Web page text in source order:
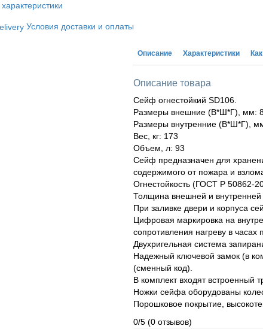
Условия доставки и оплаты
Описание Характеристики
Описание товара
Сейф огнестойкий SD106.
Размеры внешние (В*Ш*Г), мм:
Размеры внутренние (В*Ш*Г),
Вес, кг: 173
Объем, л: 93
Сейф предназначен для
содержимого от пожара и
Огнестойкость (ГОСТ Р 50862-
Толщина внешней и
При заливке двери и корпуса
Цифровая маркировка на
сопротивления нагреву в часах
Двухригельная система
Надежный ключевой замок (в
(сменный код).
В комплект входят встроенный
Ножки сейфа оборудованы
Порошковое покрытие,
0/5 (0 отзывов)